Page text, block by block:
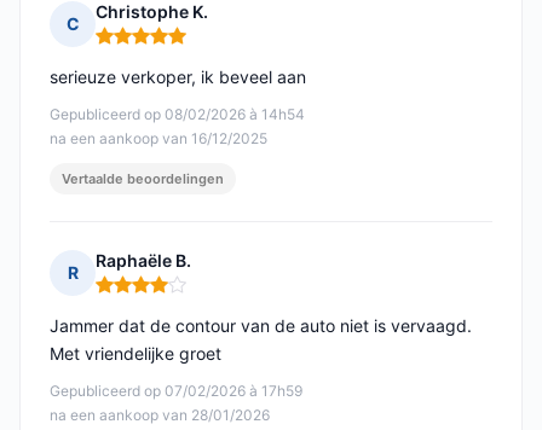
C
Christophe K.
Opmerking: 5 van 5
Gepubliceerd op 08/02/2026 à 14h54
na een aankoop van 16/12/2025
serieuze verkoper, ik beveel aan
Vertaalde beoordelingen
R
Raphaële B.
Opmerking: 4 van 5
Gepubliceerd op 07/02/2026 à 17h59
na een aankoop van 28/01/2026
Jammer dat de contour van de auto niet is vervaagd.
Met vriendelijke groet